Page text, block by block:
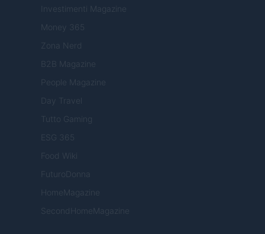
Investimenti Magazine
Money 365
Zona Nerd
B2B Magazine
People Magazine
Day Travel
Tutto Gaming
ESG 365
Food Wiki
FuturoDonna
HomeMagazine
SecondHomeMagazine